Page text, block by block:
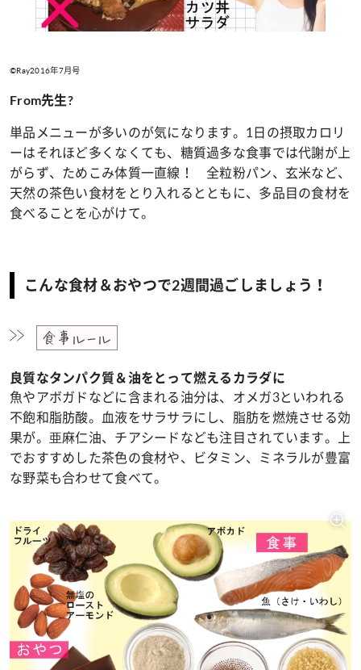
©Ray2016年7月号
From先生?
単品メニューが多いのが気になります。1日の摂取カロリ
ーはそれほど多くなくても、糖質過多な食事では代謝が上
がらず、ためこみ体質一直線！ 全粒粉パン、玄米など、
天然の茶色い食材をとり入れるとともに、多品目の食材を
食べることを心がけて。
こんな食材＆おやつで2週間過ごしましょう！
食事ルール
良質なタンパク質＆油をとって燃えるカラダに
魚やアボガドなどに含まれる油分は、オメガ3といわれる
不飽和脂肪酸。血液をサラサラにし、脂肪を燃焼させる効
果が。亜麻仁油、チアシードなども注目されています。上
でおすすめした茶色の食材や、ビタミン、ミネラルが豊富
な野菜も合わせて食べて。